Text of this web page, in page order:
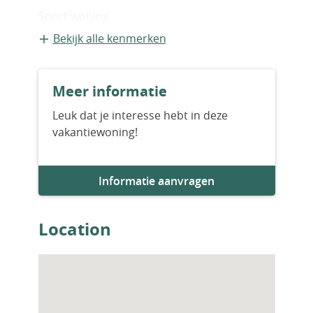
keukenkastjes en badkamermeubels. AYT-
Appartement
Bestaande bouw
Bouwjaar
Aantal slaapkamers
Aantal badkamers
Bekijk alle kenmerken
Meer informatie
Leuk dat je interesse hebt in deze
vakantiewoning!
Informatie aanvragen
Location